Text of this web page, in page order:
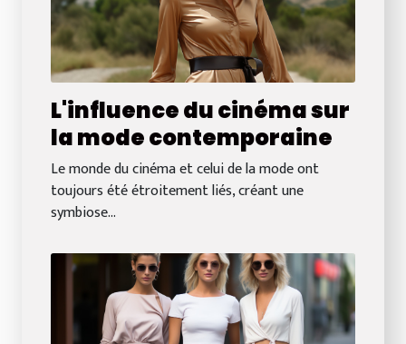
L'influence du cinéma sur
la mode contemporaine
Le monde du cinéma et celui de la mode ont
toujours été étroitement liés, créant une
symbiose...